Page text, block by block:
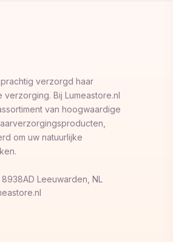
verzorgd haar
Bij Lumeastore.nl
van hoogwaardige
om uw natuurlijke
Leeuwarden, NL